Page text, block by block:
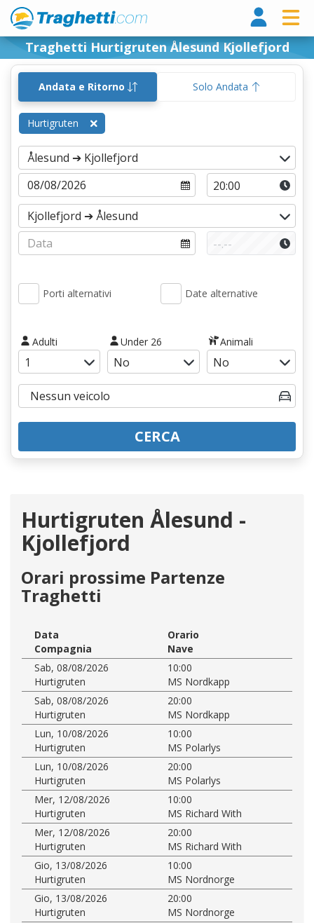
Traghetti Hurtigruten Ålesund Kjollefjord
Andata e Ritorno Solo Andata
Hurtigruten
Porti alternativi Date alternative
Adulti Under 26 Animali
CERCA
Hurtigruten Ålesund -
Kjollefjord
Orari prossime Partenze
Traghetti
Data
Orario
Compagnia
Nave
Sab, 08/08/2026
10:00
Hurtigruten
MS Nordkapp
Sab, 08/08/2026
20:00
Hurtigruten
MS Nordkapp
Lun, 10/08/2026
10:00
Hurtigruten
MS Polarlys
Lun, 10/08/2026
20:00
Hurtigruten
MS Polarlys
Mer, 12/08/2026
10:00
Hurtigruten
MS Richard With
Mer, 12/08/2026
20:00
Hurtigruten
MS Richard With
Gio, 13/08/2026
10:00
Hurtigruten
MS Nordnorge
Gio, 13/08/2026
20:00
Hurtigruten
MS Nordnorge